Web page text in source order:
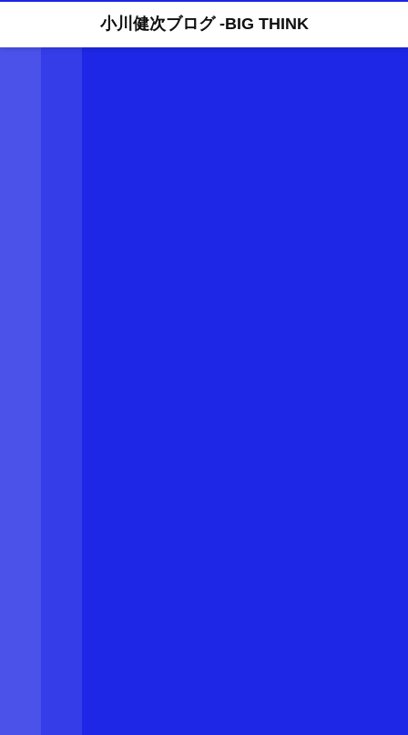
小川健次ブログ -BIG THINK